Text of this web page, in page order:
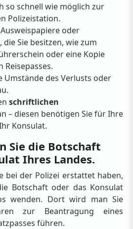
so schnell wie möglich zur
Polizeistation.
oder
Sie besitzen, wie zum
oder eine Kopie
Reisepasses.
Umstände des Verlusts oder
schriftlichen
– diesen benötigen Sie für Ihre
Konsulat.
Sie die Botschaft
Ihres Landes.
bei der Polizei erstattet haben,
Botschaft oder das Konsulat
wenden. Dort wird man Sie
zur Beantragung eines
führen.